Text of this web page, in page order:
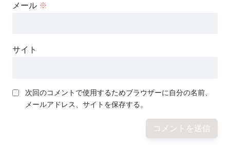
メール ※
サイト
次回のコメントで使用するためブラウザーに自分の名前、
メールアドレス、サイトを保存する。